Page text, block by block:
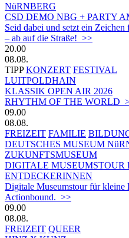
NüRNBERG
CSD DEMO NBG + PARTY
Seid dabei und setzt ein
– ab auf die Straße! >>
20.00
08.08.
TIPP KONZERT FESTIVAL
LUITPOLDHAIN
KLASSIK OPEN AIR 2026
RHYTHM OF THE WORLD
09.00
08.08.
FREIZEIT FAMILIE
DEUTSCHES MUSEUM
ZUKUNFTSMUSEUM
DIGITALE MUSEUMSTOUR
ENTDECKERINNEN
Digitale Museumstour für kleine
Actionbound. >>
09.00
08.08.
FREIZEIT QUEER